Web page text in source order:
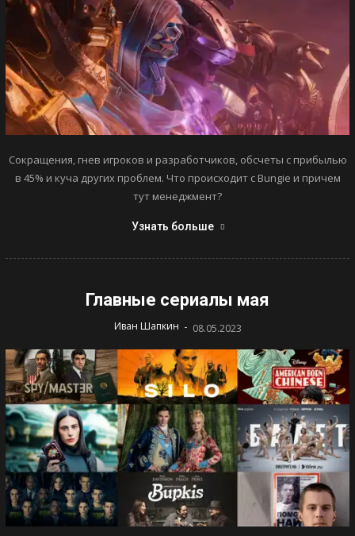
Сокращения, гнев игроков и разработчиков, обсчеты с прибылью
в 45% и куча других проблем. Что происходит с Bungie и причем
тут менеджмент?
Узнать больше
Главные сериалы мая
Иван Шапкин - 08.05.2023